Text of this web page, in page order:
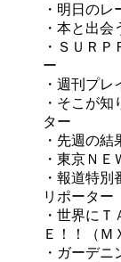
・明日の
・本と出
・ＳＵＲ
ー
・週刊プレ
・そこが
ター
・先週の
・東京Ｎ
・報道特
リポーター
・世界に
Ｅ！！（Ｍ
・ガーデ